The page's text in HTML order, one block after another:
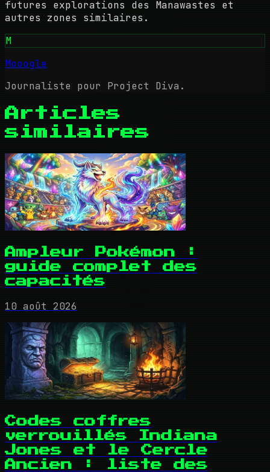
futures explorations des Manawastes et
autres zones similaires.
M
Mooogle
Journaliste pour Project Diva.
Articles
similaires
Ampleur Pokémon :
guide complet des
capacités
10 août 2026
Codes coffres
verrouillés Indiana
Jones et le Cercle
Ancien : liste des